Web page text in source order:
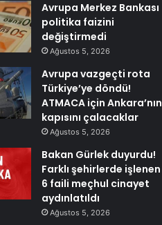
Avrupa Merkez Bankası
politika faizini
değiştirmedi
Ağustos 5, 2026
Avrupa vazgeçti rota
Türkiye’ye döndü!
ATMACA için Ankara’nın
kapısını çalacaklar
Ağustos 5, 2026
Bakan Gürlek duyurdu!
Farklı şehirlerde işlenen
6 faili meçhul cinayet
aydınlatıldı
Ağustos 5, 2026